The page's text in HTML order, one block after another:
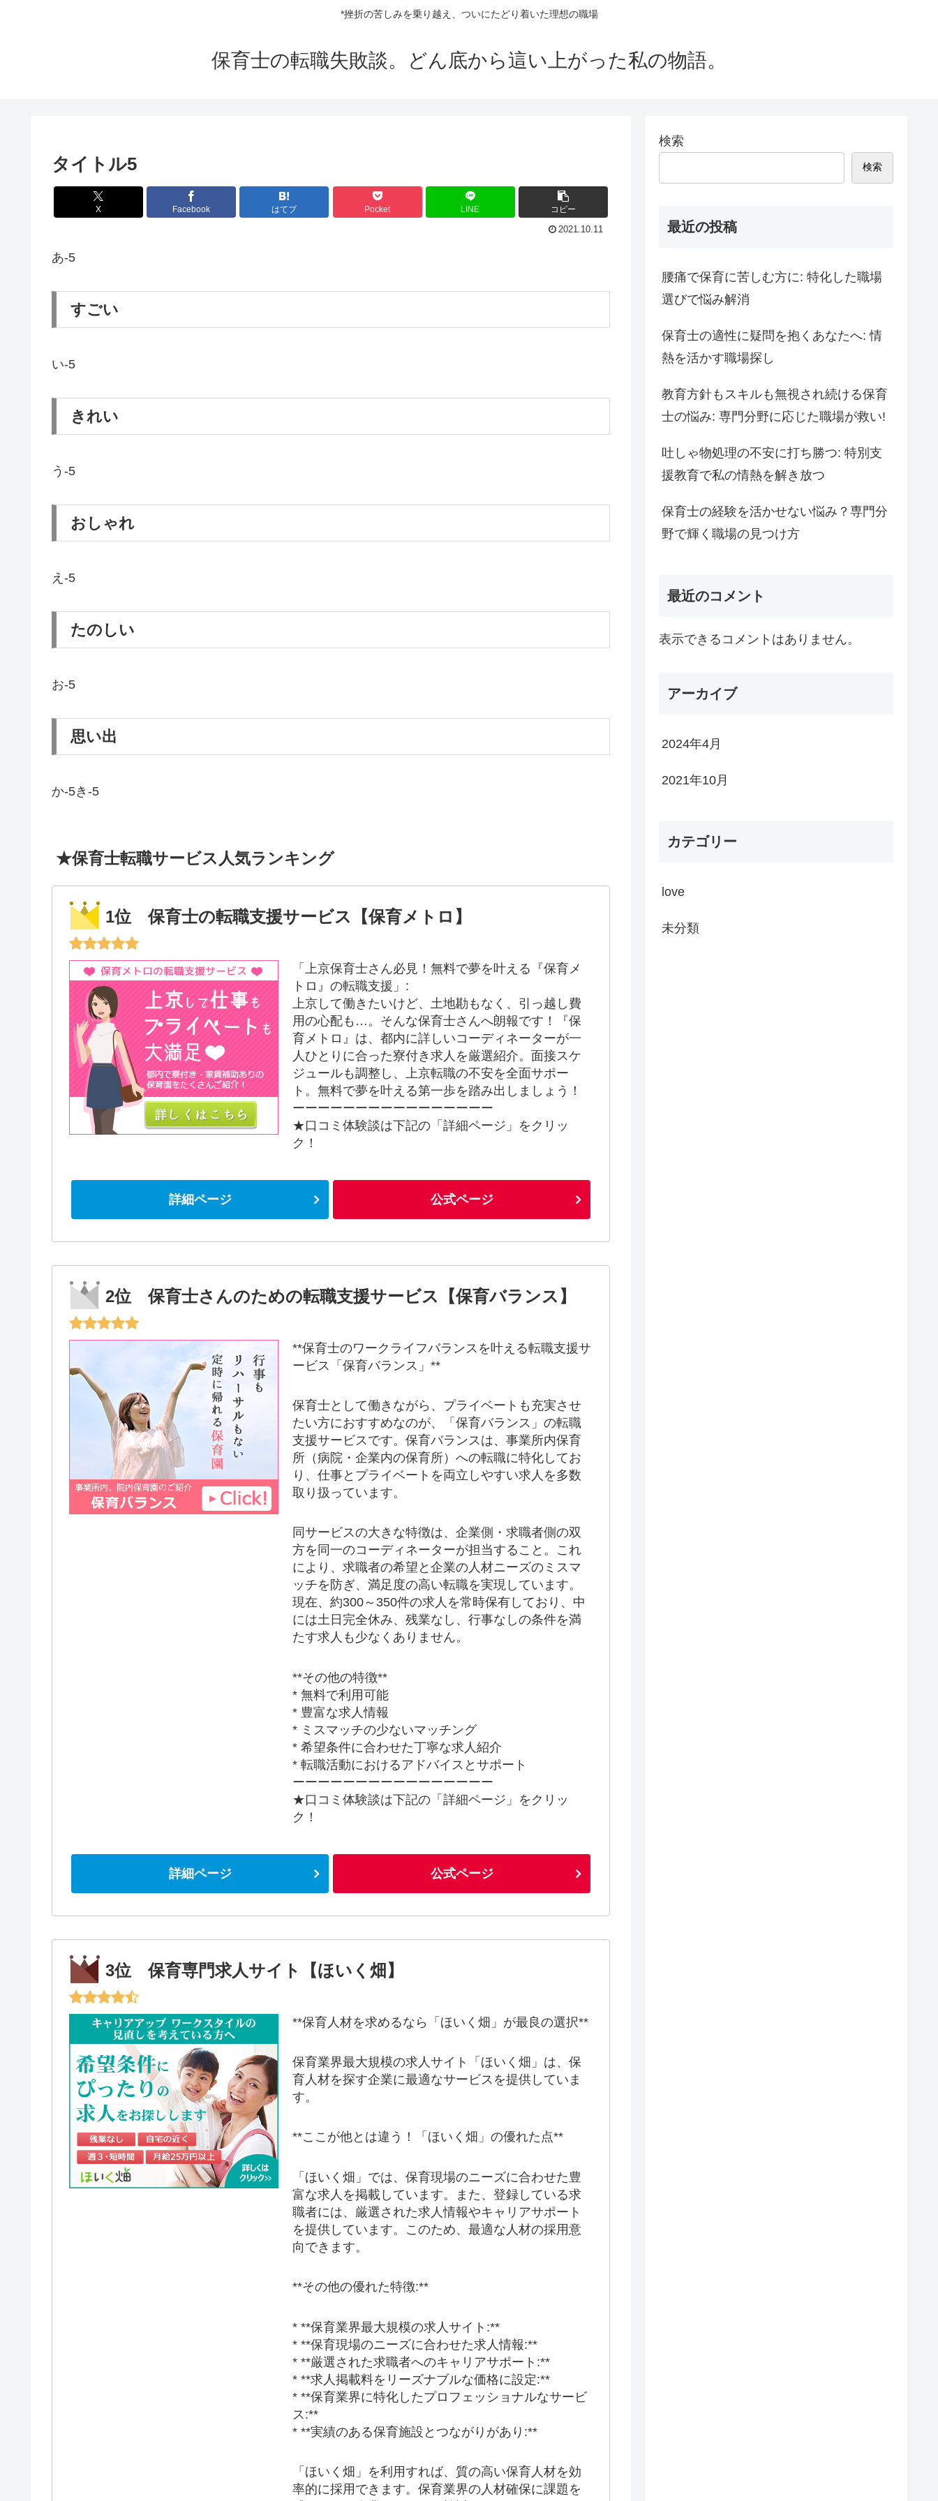
*挫折の苦しみを乗り越え、ついにたどり着いた理想の職場
保育士の転職失敗談。どん底から這い上がった私の物語。
タイトル5
X Facebook はてブ Pocket LINE コピー
2021.10.11
あ-5
すごい
い-5
きれい
う-5
おしゃれ
え-5
たのしい
お-5
思い出
か-5き-5
★保育士転職サービス人気ランキング
1位 保育士の転職支援サービス【保育メトロ】
「上京保育士さん必見！無料で夢を叶える『保育メ
トロ』の転職支援」:
上京して働きたいけど、土地勘もなく、引っ越し費
用の心配も…。そんな保育士さんへ朗報です！『保
育メトロ』は、都内に詳しいコーディネーターが一
人ひとりに合った寮付き求人を厳選紹介。面接スケ
ジュールも調整し、上京転職の不安を全面サポー
ト。無料で夢を叶える第一歩を踏み出しましょう！
ーーーーーーーーーーーーーーーー
★口コミ体験談は下記の「詳細ページ」をクリッ
ク！
詳細ページ 公式ページ
2位 保育士さんのための転職支援サービス【保育バランス】
**保育士のワークライフバランスを叶える転職支援サ
ービス「保育バランス」**
保育士として働きながら、プライベートも充実させ
たい方におすすめなのが、「保育バランス」の転職
支援サービスです。保育バランスは、事業所内保育
所（病院・企業内の保育所）への転職に特化してお
り、仕事とプライベートを両立しやすい求人を多数
取り扱っています。
同サービスの大きな特徴は、企業側・求職者側の双
方を同一のコーディネーターが担当すること。これ
により、求職者の希望と企業の人材ニーズのミスマ
ッチを防ぎ、満足度の高い転職を実現しています。
現在、約300～350件の求人を常時保有しており、中
には土日完全休み、残業なし、行事なしの条件を満
たす求人も少なくありません。
**その他の特徴**
* 無料で利用可能
* 豊富な求人情報
* ミスマッチの少ないマッチング
* 希望条件に合わせた丁寧な求人紹介
* 転職活動におけるアドバイスとサポート
ーーーーーーーーーーーーーーーー
★口コミ体験談は下記の「詳細ページ」をクリッ
ク！
詳細ページ 公式ページ
3位 保育専門求人サイト【ほいく畑】
**保育人材を求めるなら「ほいく畑」が最良の選択**
保育業界最大規模の求人サイト「ほいく畑」は、保
育人材を探す企業に最適なサービスを提供していま
す。
**ここが他とは違う！「ほいく畑」の優れた点**
「ほいく畑」では、保育現場のニーズに合わせた豊
富な求人を掲載しています。また、登録している求
職者には、厳選された求人情報やキャリアサポート
を提供しています。このため、最適な人材の採用意
向できます。
**その他の優れた特徴:**
* **保育業界最大規模の求人サイト:**
* **保育現場のニーズに合わせた求人情報:**
* **厳選された求職者へのキャリアサポート:**
* **求人掲載料をリーズナブルな価格に設定:**
* **保育業界に特化したプロフェッショナルなサービ
ス:**
* **実績のある保育施設とつながりがあり:**
「ほいく畑」を利用すれば、質の高い保育人材を効
率的に採用できます。保育業界の人材確保に課題を
検索
検索
最近の投稿
腰痛で保育に苦しむ方に: 特化した職場
選びで悩み解消
保育士の適性に疑問を抱くあなたへ: 情
熱を活かす職場探し
教育方針もスキルも無視され続ける保育
士の悩み: 専門分野に応じた職場が救い!
吐しゃ物処理の不安に打ち勝つ: 特別支
援教育で私の情熱を解き放つ
保育士の経験を活かせない悩み？専門分
野で輝く職場の見つけ方
最近のコメント
表示できるコメントはありません。
アーカイブ
2024年4月
2021年10月
カテゴリー
love
未分類